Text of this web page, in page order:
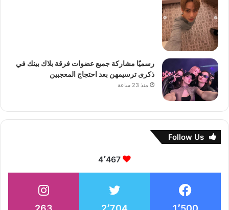
رسميًا مشاركة جميع عضوات فرقة بلاك بينك في
ذكرى ترسيمهن بعد احتجاج المعجبين
منذ 23 ساعة
Follow Us
4٬467